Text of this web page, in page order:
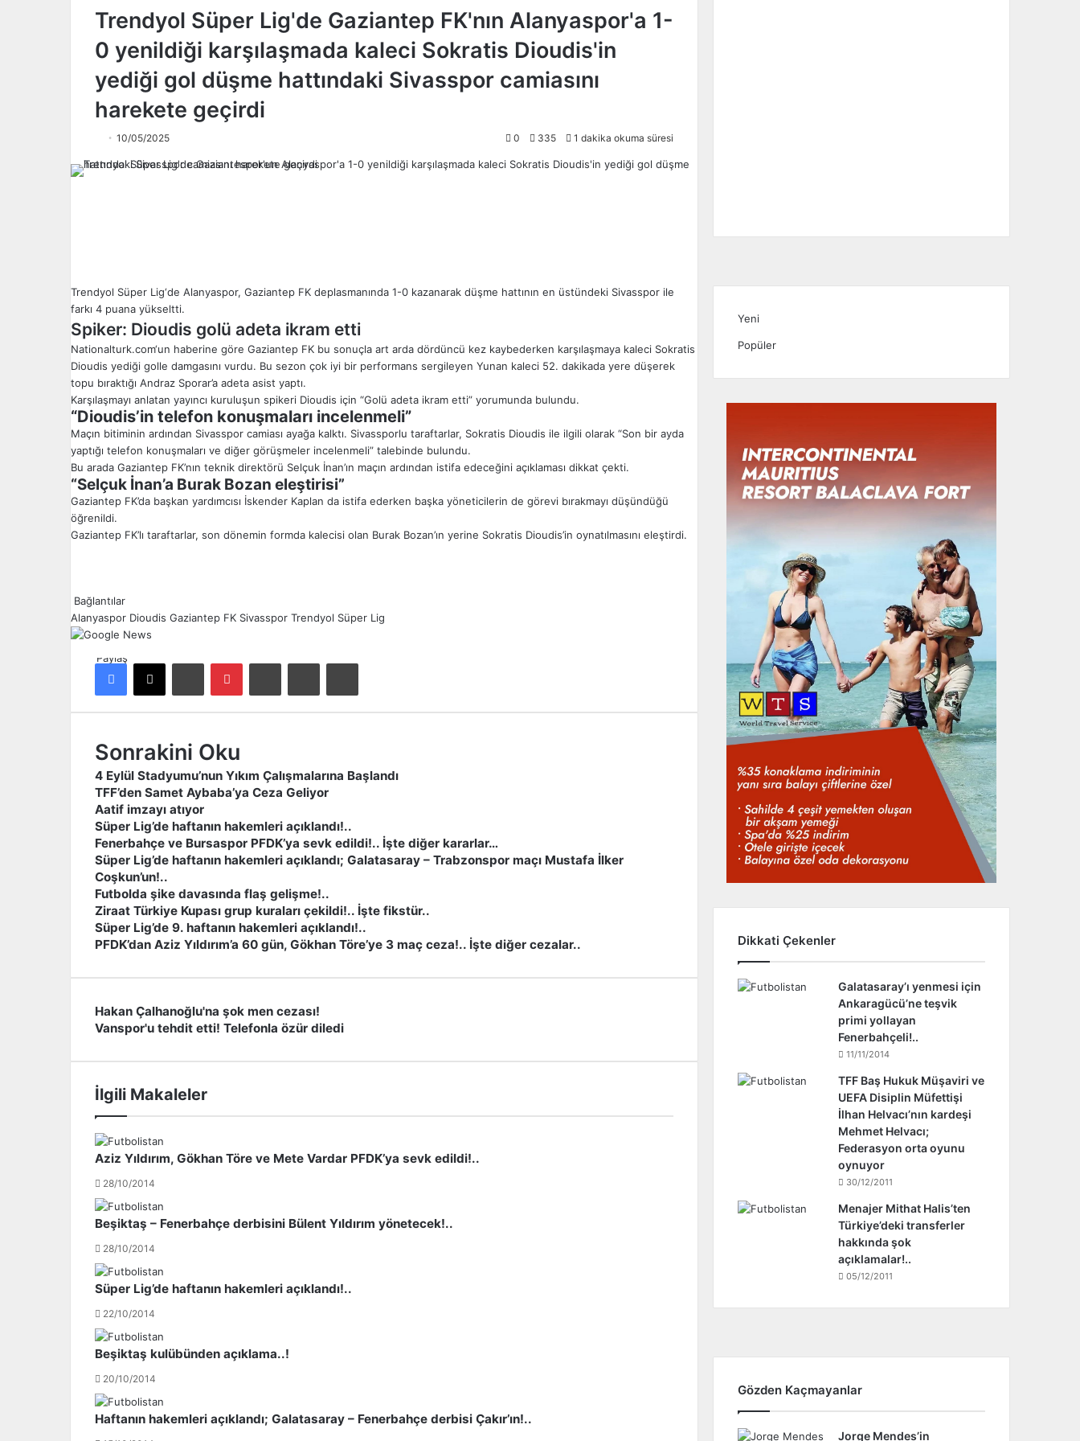
Trendyol Süper Lig'de Gaziantep FK'nın Alanyaspor'a 1-
0 yenildiği karşılaşmada kaleci Sokratis Dioudis'in
yediği gol düşme hattındaki Sivasspor camiasını
harekete geçirdi
10/05/2025 0 335 1 dakika okuma süresi
Trendyol Süper Lig‘de Alanyaspor, Gaziantep FK deplasmanında 1-0 kazanarak düşme hattının en üstündeki Sivasspor ile
farkı 4 puana yükseltti.
Spiker: Dioudis golü adeta ikram etti
Nationalturk.com‘un haberine göre Gaziantep FK bu sonuçla art arda dördüncü kez kaybederken karşılaşmaya kaleci Sokratis
Dioudis yediği golle damgasını vurdu. Bu sezon çok iyi bir performans sergileyen Yunan kaleci 52. dakikada yere düşerek
topu bıraktığı Andraz Sporar’a adeta asist yaptı.
Karşılaşmayı anlatan yayıncı kuruluşun spikeri Dioudis için “Golü adeta ikram etti” yorumunda bulundu.
“Dioudis’in telefon konuşmaları incelenmeli”
Maçın bitiminin ardından Sivasspor camiası ayağa kalktı. Sivassporlu taraftarlar, Sokratis Dioudis ile ilgili olarak “Son bir ayda
yaptığı telefon konuşmaları ve diğer görüşmeler incelenmeli” talebinde bulundu.
Bu arada Gaziantep FK’nın teknik direktörü Selçuk İnan’ın maçın ardından istifa edeceğini açıklaması dikkat çekti.
“Selçuk İnan’a Burak Bozan eleştirisi”
Gaziantep FK’da başkan yardımcısı İskender Kaplan da istifa ederken başka yöneticilerin de görevi bırakmayı düşündüğü
öğrenildi.
Gaziantep FK’lı taraftarlar, son dönemin formda kalecisi olan Burak Bozan’ın yerine Sokratis Dioudis’in oynatılmasını eleştirdi.
Bağlantılar
Alanyaspor Dioudis Gaziantep FK Sivasspor Trendyol Süper Lig
Paylaş
Sonrakini Oku
4 Eylül Stadyumu’nun Yıkım Çalışmalarına Başlandı
TFF’den Samet Aybaba’ya Ceza Geliyor
Aatif imzayı atıyor
Süper Lig’de haftanın hakemleri açıklandı!..
Fenerbahçe ve Bursaspor PFDK’ya sevk edildi!.. İşte diğer kararlar…
Süper Lig’de haftanın hakemleri açıklandı; Galatasaray – Trabzonspor maçı Mustafa İlker
Coşkun’un!..
Futbolda şike davasında flaş gelişme!..
Ziraat Türkiye Kupası grup kuraları çekildi!.. İşte fikstür..
Süper Lig’de 9. haftanın hakemleri açıklandı!..
PFDK’dan Aziz Yıldırım’a 60 gün, Gökhan Töre’ye 3 maç ceza!.. İşte diğer cezalar..
H
a
a
h
a
n
o
ğ
l
u
'
n
a
ş
o
k
e
n
c
Hakan Çalhanoğlu'na şok men cezası!
V
n
'
u
t
e
h
d
i
t
e
t
i
!
e
l
e
Vanspor'u tehdit etti! Telefonla özür diledi
İlgili Makaleler
Aziz Yıldırım, Gökhan Töre ve Mete Vardar PFDK’ya sevk edildi!..
28/10/2014
Beşiktaş – Fenerbahçe derbisini Bülent Yıldırım yönetecek!..
28/10/2014
Süper Lig’de haftanın hakemleri açıklandı!..
22/10/2014
Beşiktaş kulübünden açıklama..!
20/10/2014
Haftanın hakemleri açıklandı; Galatasaray – Fenerbahçe derbisi Çakır’ın!..
Yeni
Popüler
Dikkati Çekenler
Galatasaray’ı yenmesi için
Ankaragücü’ne teşvik
primi yollayan
Fenerbahçeli!..
11/11/2014
TFF Baş Hukuk Müşaviri ve
UEFA Disiplin Müfettişi
İlhan Helvacı’nın kardeşi
Mehmet Helvacı;
Federasyon orta oyunu
oynuyor
30/12/2011
Menajer Mithat Halis’ten
Türkiye’deki transferler
hakkında şok
açıklamalar!..
05/12/2011
Gözden Kaçmayanlar
Jorge Mendes’in